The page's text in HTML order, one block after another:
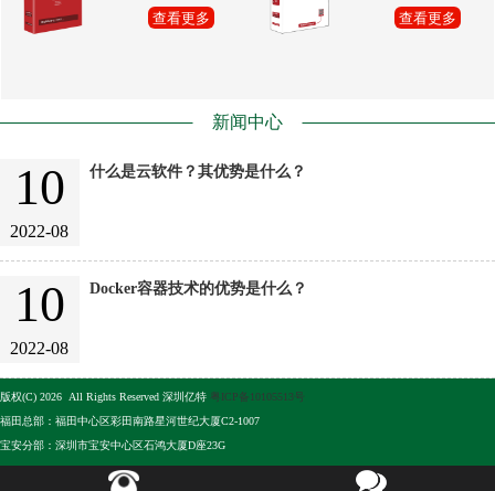
查看更多
查看更多
新闻中心
10
2022-08
什么是云软件？其优势是什么？
10
2022-08
Docker容器技术的优势是什么？
版权(C) 2026 All Rights Reserved 深圳亿特 粤ICP备10105513号
福田总部：福田中心区彩田南路星河世纪大厦C2-1007
宝安分部：深圳市宝安中心区石鸿大厦D座23G